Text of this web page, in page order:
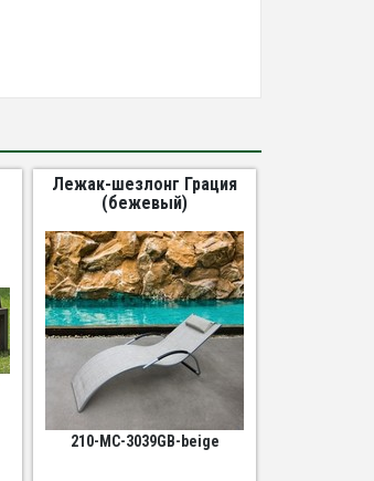
Лежак-шезлонг Грация
(бежевый)
210-MC-3039GB-beige